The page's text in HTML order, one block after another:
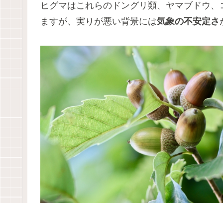
ヒグマはこれらのドングリ類、ヤマブドウ
ますが、実りが悪い背景には気象の不安定さ